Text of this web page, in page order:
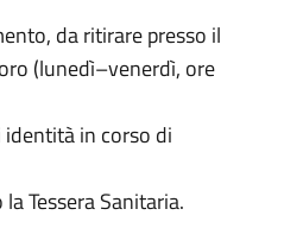
da ritirare presso il
(lunedì–venerdì, ore
in corso di
Tessera Sanitaria.